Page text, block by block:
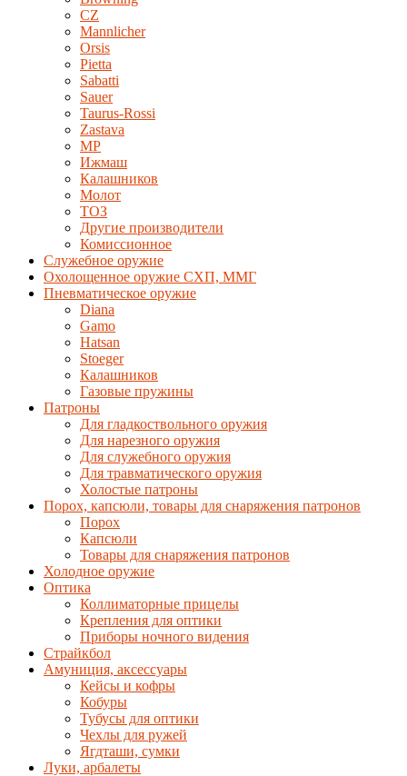
CZ
Mannlicher
Orsis
Pietta
Sabatti
Sauer
Taurus-Rossi
Zastava
MP
Ижмаш
Калашников
Молот
ТОЗ
Другие производители
Комиссионное
Служебное оружие
Охолощенное оружие СХП, ММГ
Пневматическое оружие
Diana
Gamo
Hatsan
Stoeger
Калашников
Газовые пружины
Патроны
Для гладкоствольного оружия
Для нарезного оружия
Для служебного оружия
Для травматического оружия
Холостые патроны
Порох, капсюли, товары для снаряжения патронов
Порох
Капсюли
Товары для снаряжения патронов
Холодное оружие
Оптика
Коллиматорные прицелы
Крепления для оптики
Приборы ночного видения
Страйкбол
Амуниция, аксессуары
Кейсы и кофры
Кобуры
Тубусы для оптики
Чехлы для ружей
Ягдташи, сумки
Луки, арбалеты